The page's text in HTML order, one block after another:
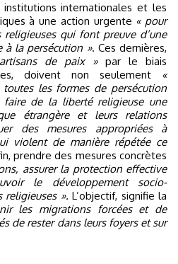
institutions internationales et les
à une action urgente « pour
qui font preuve d’une
à la persécution ». Ces dernières,
de paix »par le biais
doivent non seulement
«
les formes de persécution
faire de la liberté religieuse une
étrangère et leurs relations
des mesures appropriées à
violent de manière répétée ce
prendre des mesures concrètes
assurer la protection effective
le développement socio-
religieuses ». L’objectif, signifie la
les migrations forcées et de
de rester dans leurs foyers et sur